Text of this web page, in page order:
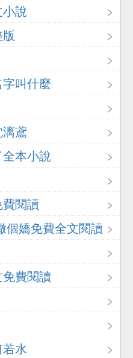
說
叫什麼
鳶
本小說
閱讀
個嬌免費全文閱讀
費閱讀
水